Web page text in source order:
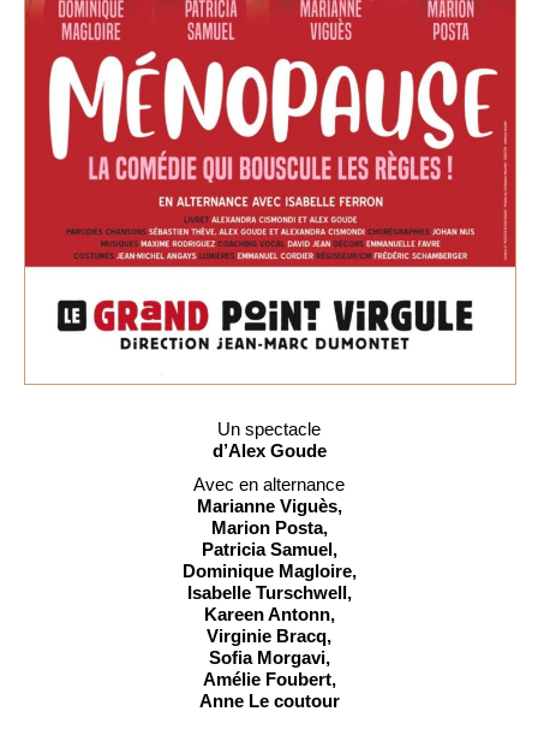
Un spectacle
d’Alex Goude
Avec en alternance
Marianne Viguès,
Marion Posta,
Patricia Samuel,
Dominique Magloire,
Isabelle Turschwell,
Kareen Antonn,
Virginie Bracq,
Sofia Morgavi,
Amélie Foubert,
Anne Le coutour